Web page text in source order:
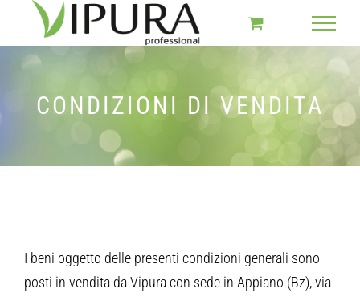
contenuto
CONDIZIONI DI VENDITA
I beni oggetto delle presenti condizioni generali sono
posti in vendita da Vipura con sede in Appiano (Bz), via